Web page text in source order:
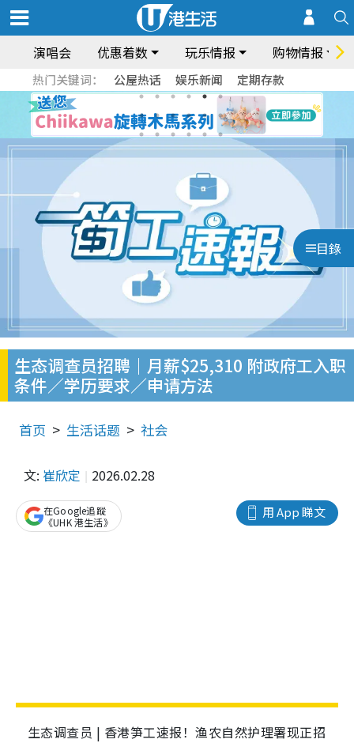
演唱会 优惠着数 玩乐情报 购物情报
热门关键词： 公屋热话 娱乐新闻 定期存款
目錄
生态调查员招聘｜月薪$25,310 附政府工入职
条件／学历要求／申请方法
首页 生活话题 社会
文: 崔欣定 2026.02.28
用 App 睇文
在Google追蹤
《UHK 港生活》
生态调查员 | 香港笋工速报！渔农自然护理署现正招